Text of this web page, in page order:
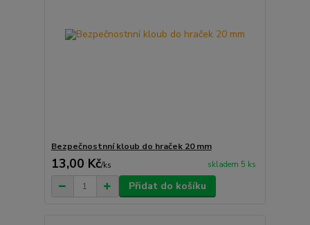
Bezpečnostnní kloub do hraček 20 mm
13,00 Kč/ks skladem 5 ks
Přidat do košíku